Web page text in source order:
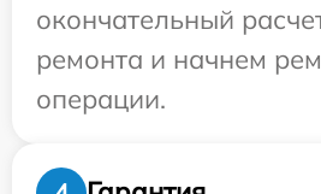
окончательный
ремонта и начнем
операции.